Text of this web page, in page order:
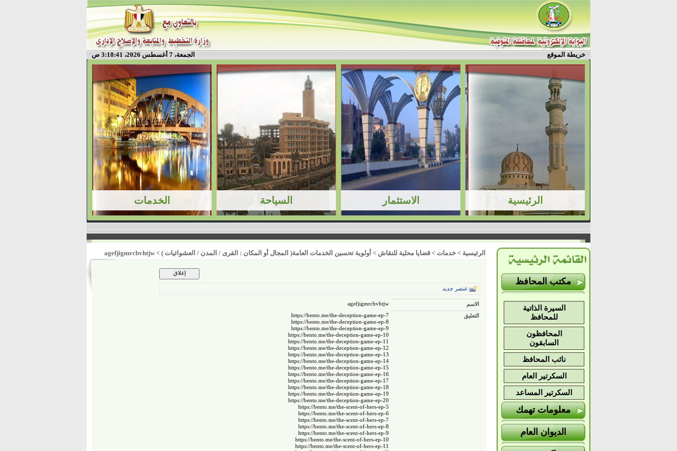
خريطة الموقع الجمعة، 7 أغسطس 2026، 3:18:41 ص
مكتب المحافظ
السيرة الذاتية
للمحافظ
المحافظون
السابقون
نائب المحافظ
السكرتير العام
السكرتير المساعد
معلومات تهمك
الديوان العام
الرئيسية > خدمات > قضايا محلية للنقاش > أولوية تحسين الخدمات العامة( المجال أو المكان : القرى / المدن / العشوائيات ) >
agefjigmrcbvhtjw
عنصر جديد
الاسم agefjigmrcbvhtjw
التعليق
https://bento.me/the-deception-game-ep-7
https://bento.me/the-deception-game-ep-8
https://bento.me/the-deception-game-ep-9
https://bento.me/the-deception-game-ep-10
https://bento.me/the-deception-game-ep-11
https://bento.me/the-deception-game-ep-12
https://bento.me/the-deception-game-ep-13
https://bento.me/the-deception-game-ep-14
https://bento.me/the-deception-game-ep-15
https://bento.me/the-deception-game-ep-16
https://bento.me/the-deception-game-ep-17
https://bento.me/the-deception-game-ep-18
https://bento.me/the-deception-game-ep-19
https://bento.me/the-deception-game-ep-20
https://bento.me/the-scent-of-hers-ep-5
https://bento.me/the-scent-of-hers-ep-6
https://bento.me/the-scent-of-hers-ep-7
https://bento.me/the-scent-of-hers-ep-8
https://bento.me/the-scent-of-hers-ep-9
https://bento.me/the-scent-of-hers-ep-10
https://bento.me/the-scent-of-hers-ep-11